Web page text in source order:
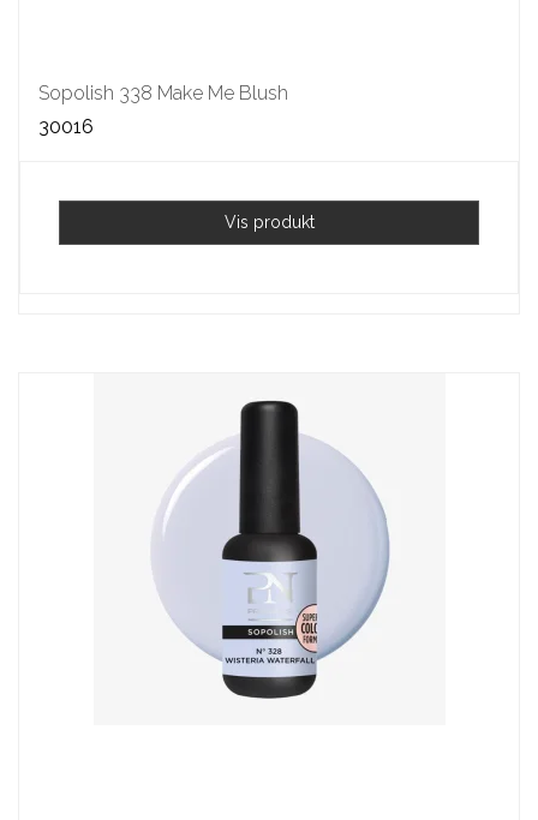
Sopolish 338 Make Me Blush
30016
Vis produkt